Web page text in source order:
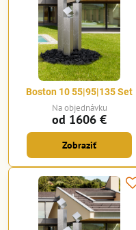
Boston 10 55|95|135 Set
Na objednávku
od 1606 €
Zobraziť